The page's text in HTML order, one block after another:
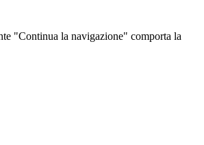
"Continua la navigazione" comporta la